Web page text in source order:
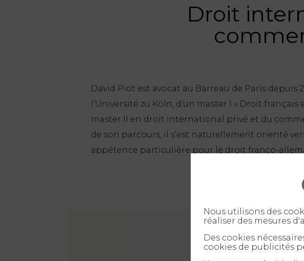
Droit
David Piot est avocat au Barreau de Paris depuis
l’Université zu Köln, d’un master I « Droit
master II en droit international privé et du
de son parcours, il s’est naturellement orienté
appétence particulière pour le droit franco-
Nous utilisons des
réaliser des mesures
Des cookies
cookies de publicités